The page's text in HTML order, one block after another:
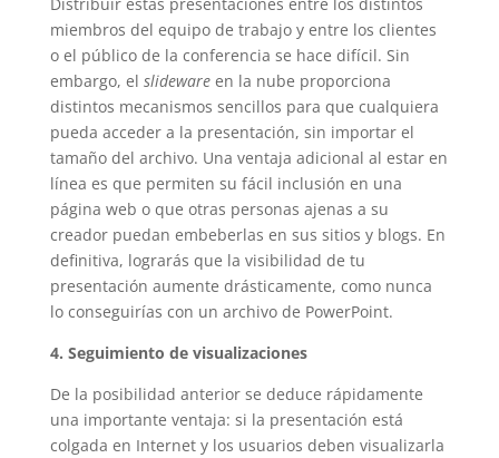
miembros del equipo de trabajo y entre los clientes
o el público de la conferencia se hace difícil. Sin
embargo, el slidewareen la nube proporciona
distintos mecanismos sencillos para que cualquiera
pueda acceder a la presentación, sin importar el
tamaño del archivo. Una ventaja adicional al estar en
línea es que permiten su fácil inclusión en una
página web o que otras personas ajenas a su
creador puedan embeberlas en sus sitios y blogs. En
definitiva, lograrás que la visibilidad de tu
presentación aumente drásticamente, como nunca
lo conseguirías con un archivo de PowerPoint.
4. Seguimiento de visualizaciones
De la posibilidad anterior se deduce rápidamente
una importante ventaja: si la presentación está
colgada en Internet y los usuarios deben visualizarla